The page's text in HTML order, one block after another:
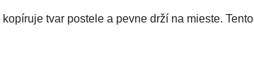
tvar postele a pevne drží na mieste. Tento